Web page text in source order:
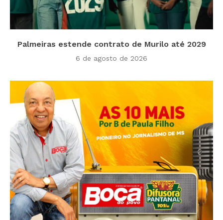
Palmeiras estende contrato de Murilo até 2029
6 de agosto de 2026